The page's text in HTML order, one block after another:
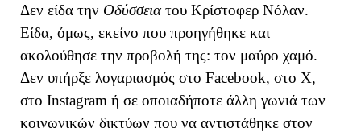
Δεν είδα την Οδύσσειατου Κρίστοφερ Νόλαν.
Είδα, όμως, εκείνο που προηγήθηκε και
ακολούθησε την προβολή της: τον μαύρο χαμό.
Δεν υπήρξε λογαριασμός στο Facebook, στο X,
στο Instagram ή σε οποιαδήποτε άλλη γωνιά των
κοινωνικών δικτύων που να αντιστάθηκε στον